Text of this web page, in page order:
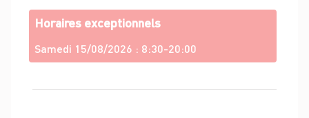
Horaires exceptionnels
Samedi 15/08/2026 : 8:30-20:00